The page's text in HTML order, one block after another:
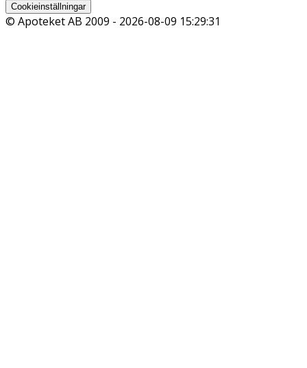
Cookieinställningar
© Apoteket AB 2009 - 2026-08-09 15:29:31